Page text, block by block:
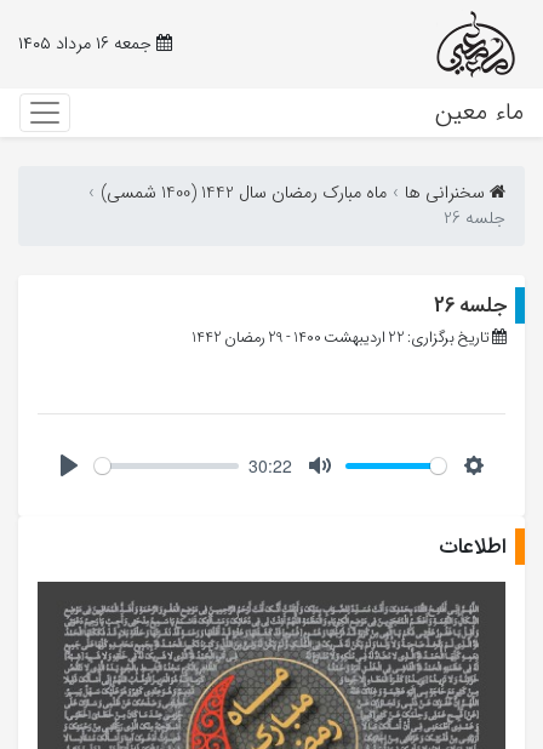
جمعه ۱۶ مرداد ۱۴۰۵
ماء معین
سخنرانی ها
ماه مبارک رمضان سال 1442 (1400 شمسی)
جلسه 26
جلسه 26
تاریخ برگزاری: 22 اردیبهشت 1400 - 29 رمضان 1442
30:22
اطلاعات